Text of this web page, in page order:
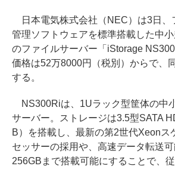
日本電気株式会社（NEC）は3日、
管理ソフトウェアを標準搭載した中
のファイルサーバー「iStorage
価格は52万8000円（税別）からで、
する。
NS300Riは、1Uラック型筐体の中
サーバー。ストレージは3.5型SATA
B）を搭載し、最新の第2世代Xeonス
セッサーの採用や、高速データ転送
256GBまで搭載可能にすることで、